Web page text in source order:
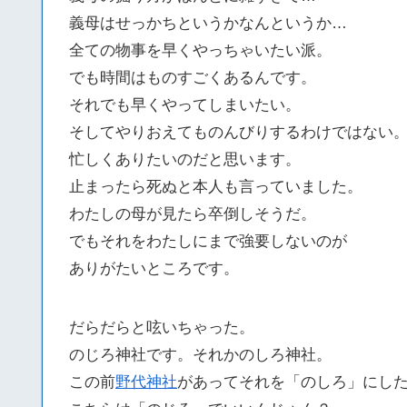
義母はせっかちというかなんというか…
全ての物事を早くやっちゃいたい派。
でも時間はものすごくあるんです。
それでも早くやってしまいたい。
そしてやりおえてものんびりするわけではない。
忙しくありたいのだと思います。
止まったら死ぬと本人も言っていました。
わたしの母が見たら卒倒しそうだ。
でもそれをわたしにまで強要しないのが
ありがたいところです。
だらだらと呟いちゃった。
のじろ神社です。それかのしろ神社。
この前野代神社があってそれを「のしろ」にし